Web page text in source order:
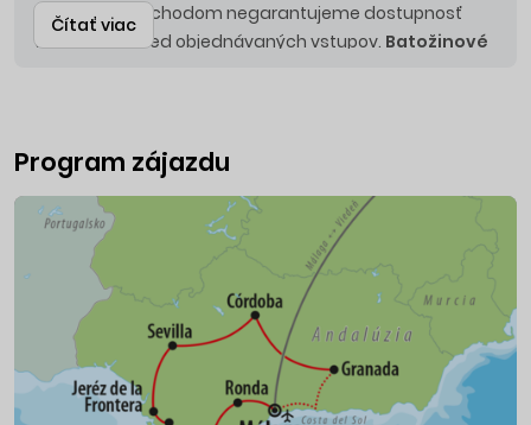
tesne pred odchodom negarantujeme dostupnosť
všetkých vopred objednávaných vstupov. Batožinové
dostupnosť všetkých vopred objednávaných vstupov.
Čítať viac
Program zájazdu